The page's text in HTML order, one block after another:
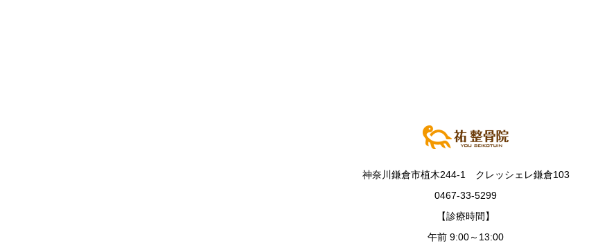
神奈川鎌倉市植木244-1 クレッシェレ鎌倉103
0467-33-5299
【診療時間】
午前 9:00～13:00